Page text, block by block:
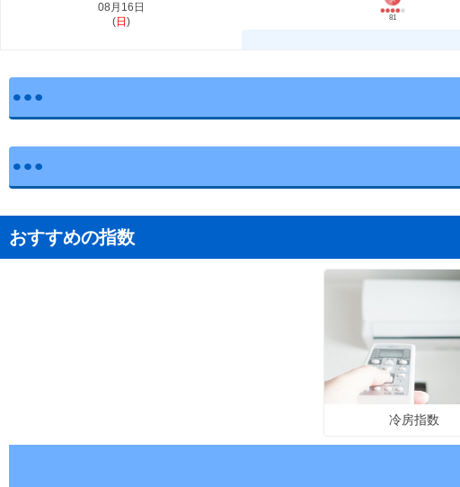
08月16日
(日 ) 81
おすすめの指数
冷房指数